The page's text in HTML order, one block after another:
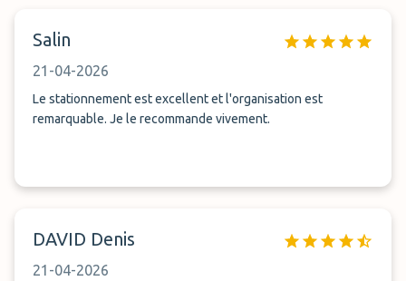
Salin
21-04-2026
Le stationnement est excellent et l'organisation est
remarquable. Je le recommande vivement.
DAVID Denis
21-04-2026